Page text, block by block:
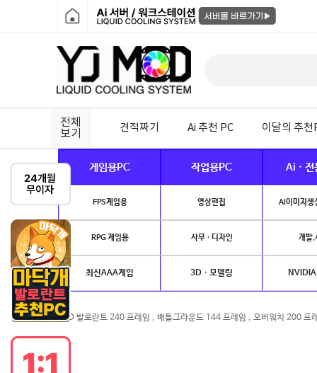
전체
보기
견적짜기 Ai 추천 PC 이달의 추천
게임용PC 작업용PC Ai · 전
FPS게임용 영상편집 AI이미지생
RPG 게임용 사무 · 디자인 개발.
최신AAA게임 3D · 모델링
FHD 발로란트 240 프레임 , 배틀그라운드 144 프레임 , 오버워치 200 프